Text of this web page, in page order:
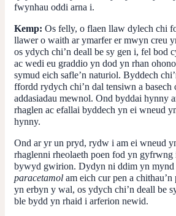
fwynhau oddi arna i.
Kemp: Os felly, o flaen llaw dylech chi
llawer o waith ar ymarfer er mwyn creu
os ydych chi’n deall be sy gen i, fel bod
ac wedi eu graddio yn dod yn rhan
symud eich safle’n naturiol. Byddech
ffordd rydych chi’n dal tensiwn a basech
addasiadau mewnol. Ond byddai hynny
rhaglen ac efallai byddech yn ei wneud
hynny.
Ond ar yr un pryd, rydw i am ei wneud
rhaglenni rheolaeth poen fod yn
bywyd gwirion. Dydyn ni ddim yn mynd
paracetamol am eich cur pen a chithau’n
yn erbyn y wal, os ydych chi’n deall be
ble bydd yn rhaid i arferion newid.